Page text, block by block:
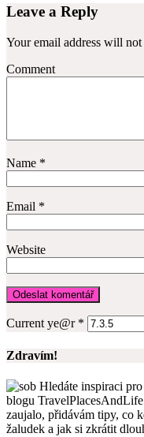
Leave a Reply
Your email address will not
Comment
Name *
Email *
Website
Current ye@r *
Zdravím!
Hledáte inspiraci
blogu
zaujalo, přidávám tipy, co
žaludek a jak si zkrátit